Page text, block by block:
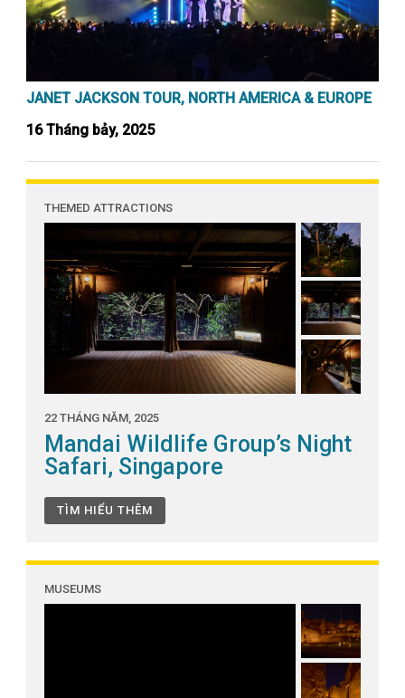
JANET JACKSON TOUR, NORTH AMERICA & EUROPE
16 Tháng bảy, 2025
THEMED ATTRACTIONS
22 THÁNG NĂM, 2025
Mandai Wildlife Group’s Night
Safari, Singapore
TÌM HIỂU THÊM
MUSEUMS